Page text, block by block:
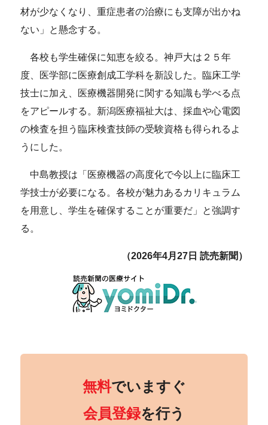
材が少なくなり、重症患者の治療にも支障が出かね
ない」と懸念する。
各校も学生確保に知恵を絞る。神戸大は２５年
度、医学部に医療創成工学科を新設した。臨床工学
技士に加え、医療機器開発に関する知識も学べる点
をアピールする。新潟医療福祉大は、採血や心電図
の検査を担う臨床検査技師の受験資格も得られるよ
うにした。
中島教授は「医療機器の高度化で今以上に臨床工
学技士が必要になる。各校が魅力あるカリキュラム
を用意し、学生を確保することが重要だ」と強調す
る。
（2026年4月27日 読売新聞）
無料でいますぐ
会員登録を行う